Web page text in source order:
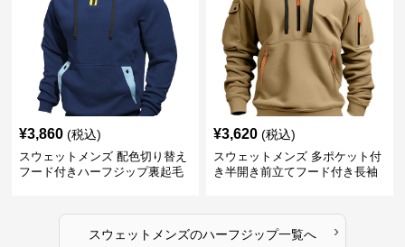
¥3,860 (税込)
スウェットメンズ 配色切り替え
フード付きハーフジップ裏起毛
¥3,620 (税込)
スウェットメンズ 多ポケット付
き半開き前立てフード付き長袖
スウェットメンズのハーフジップ一覧へ ›